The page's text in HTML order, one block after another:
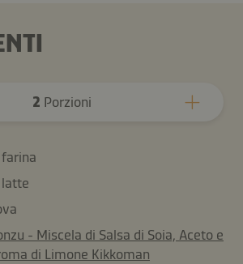
2 Porzioni
- Miscela di Salsa di Soia, Aceto e
di Limone Kikkoman